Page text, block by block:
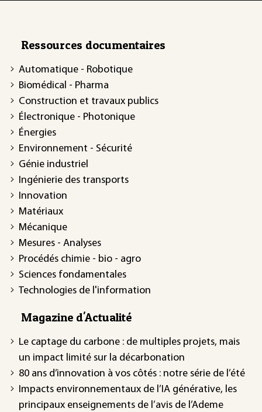
Ressources documentaires
Automatique - Robotique
Biomédical - Pharma
Construction et travaux publics
Électronique - Photonique
Énergies
Environnement - Sécurité
Génie industriel
Ingénierie des transports
Innovation
Matériaux
Mécanique
Mesures - Analyses
Procédés chimie - bio - agro
Sciences fondamentales
Technologies de l'information
Magazine d'Actualité
Le captage du carbone : de multiples projets, mais
un impact limité sur la décarbonation
80 ans d’innovation à vos côtés : notre série de l’été
Impacts environnementaux de l’IA générative, les
principaux enseignements de l’avis de l’Ademe